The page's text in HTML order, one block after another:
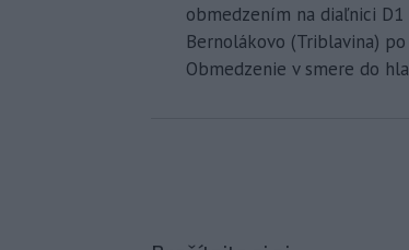
obmedzením na diaľnici
Bernolákovo (Triblavina)
Obmedzenie v smere do